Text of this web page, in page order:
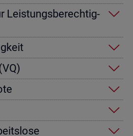
Leis­tungs­be­rech­tig­